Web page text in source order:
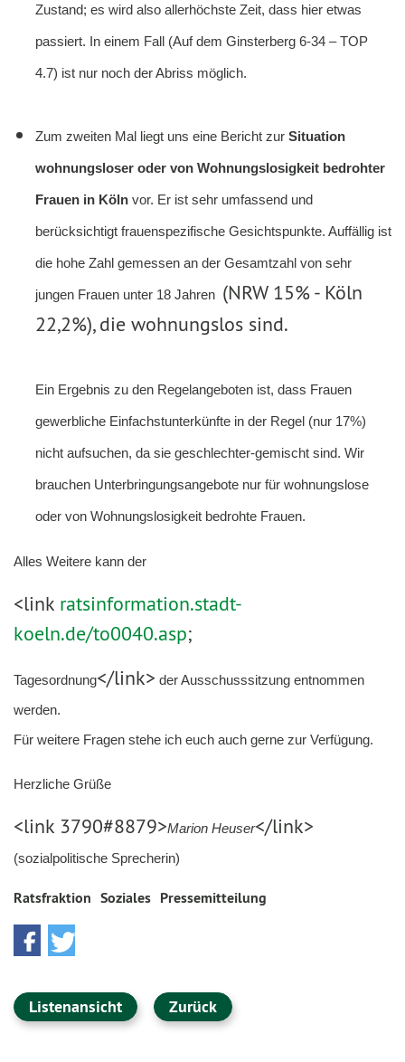
Zustand; es wird also allerhöchste Zeit, dass hier etwas
passiert. In einem Fall (Auf dem Ginsterberg 6-34 – TOP
4.7) ist nur noch der Abriss möglich.
Zum zweiten Mal liegt uns eine Bericht zur Situation
wohnungsloser oder von Wohnungslosigkeit bedrohter
Frauen in Köln vor. Er ist sehr umfassend und
berücksichtigt frauenspezifische Gesichtspunkte. Auffällig ist
die hohe Zahl gemessen an der Gesamtzahl von sehr
jungen Frauen unter 18 Jahren (NRW 15% - Köln
22,2%), die wohnungslos sind.
Ein Ergebnis zu den Regelangeboten ist, dass Frauen
gewerbliche Einfachstunterkünfte in der Regel (nur 17%)
nicht aufsuchen, da sie geschlechter-gemischt sind. Wir
brauchen Unterbringungsangebote nur für wohnungslose
oder von Wohnungslosigkeit bedrohte Frauen.
Alles Weitere kann der
<link ratsinformation.stadt-
koeln.de/to0040.asp;
Tagesordnung</link> der Ausschusssitzung entnommen
werden.
Für weitere Fragen stehe ich euch auch gerne zur Verfügung.
Herzliche Grüße
<link 3790#8879>Marion Heuser</link>
(sozialpolitische Sprecherin)
Ratsfraktion Soziales Pressemitteilung
Listenansicht Zurück